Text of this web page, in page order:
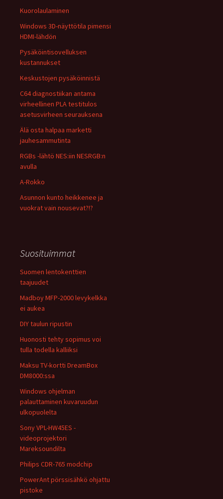
Kuorolaulaminen
Windows 3D-näyttötila pimensi
HDMI-lähdön
Pysäköintisovelluksen
kustannukset
Keskustojen pysäköinnistä
C64 diagnostiikan antama
virheellinen PLA testitulos
asetusvirheen seurauksena
Älä osta halpaa marketti
jauhesammutinta
RGBs -lähtö NES:iin NESRGB:n
avulla
A-Rokko
Asunnon kunto heikkenee ja
vuokrat vain nousevat?!?
Suosituimmat
Suomen lentokenttien
taajuudet
Madboy MFP-2000 levykelkka
ei aukea
DIY taulun ripustin
Huonosti tehty sopimus voi
tulla todella kalliiksi
Maksu TV-kortti DreamBox
DM8000:ssa
Windows ohjelman
palauttaminen kuvaruudun
ulkopuolelta
Sony VPL-HW45ES -
videoprojektori
Mareksoundilta
Philips CDR-765 modchip
PowerAnt pörssisähkö ohjattu
pistoke